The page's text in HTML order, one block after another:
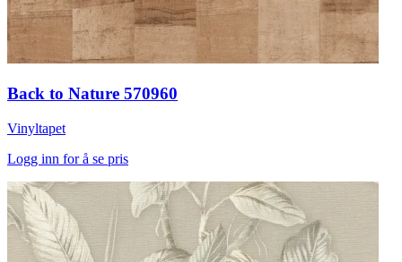
Back to Nature 570960
Vinyltapet
Logg inn for å se pris